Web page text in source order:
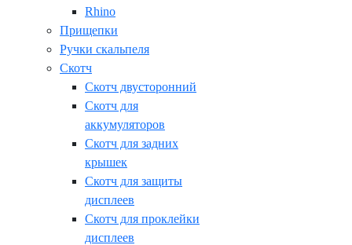
Rhino
Прищепки
Ручки скальпеля
Скотч
Скотч двусторонний
Скотч для
аккумуляторов
Скотч для задних
крышек
Скотч для защиты
дисплеев
Скотч для проклейки
дисплеев